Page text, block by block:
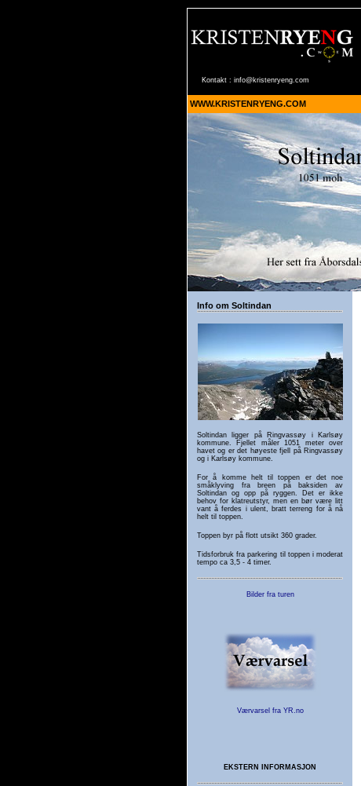
Kontakt : info@kristenryeng.com
WWW.KRISTENRYENG.COM
Info om Soltindan
Soltindan ligger på Ringvassøy i Karlsøy
kommune. Fjellet måler 1051 meter over
havet og er det høyeste fjell på Ringvassøy
og i Karlsøy kommune.
For å komme helt til toppen er det noe
småklyving fra breen på baksiden av
Soltindan og opp på ryggen. Det er ikke
behov for klatreutstyr, men en bør være litt
vant å ferdes i ulent, bratt terreng for å nå
helt til toppen.
Toppen byr på flott utsikt 360 grader.
Tidsforbruk fra parkering til toppen i moderat
tempo ca 3,5 - 4 timer.
Bilder fra turen
Værvarsel fra YR.no
EKSTERN INFORMASJON